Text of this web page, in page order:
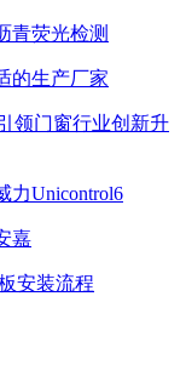
青荧光检测
的生产厂家
领门窗行业创新升
力Unicontrol6
嘉
安装流程